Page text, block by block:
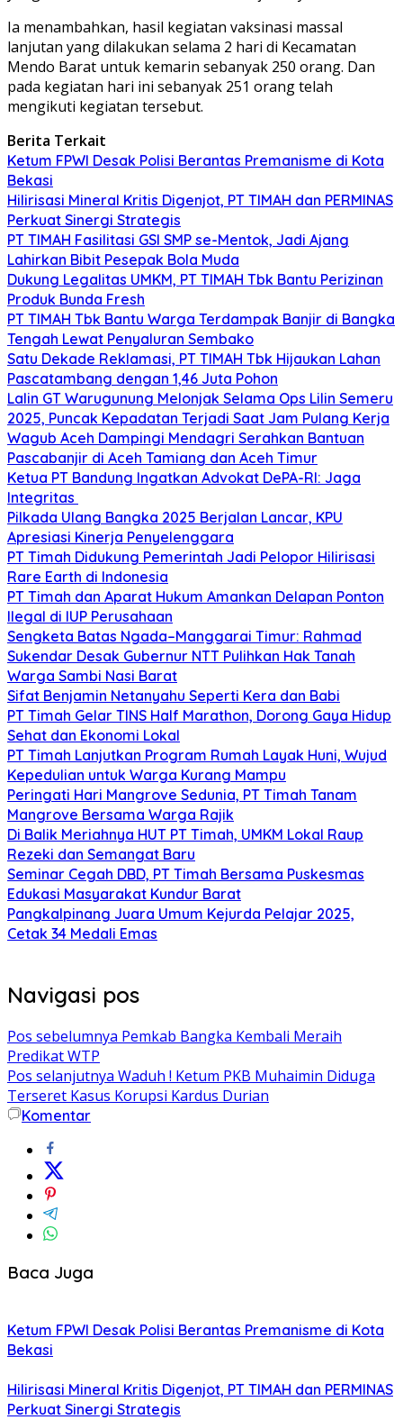
Ia menambahkan, hasil kegiatan vaksinasi massal
lanjutan yang dilakukan selama 2 hari di Kecamatan
Mendo Barat untuk kemarin sebanyak 250 orang. Dan
pada kegiatan hari ini sebanyak 251 orang telah
mengikuti kegiatan tersebut.
Berita Terkait
Ketum FPWI Desak Polisi Berantas Premanisme di Kota
Bekasi
Hilirisasi Mineral Kritis Digenjot, PT TIMAH dan PERMINAS
Perkuat Sinergi Strategis
PT TIMAH Fasilitasi GSI SMP se-Mentok, Jadi Ajang
Lahirkan Bibit Pesepak Bola Muda
Dukung Legalitas UMKM, PT TIMAH Tbk Bantu Perizinan
Produk Bunda Fresh
PT TIMAH Tbk Bantu Warga Terdampak Banjir di Bangka
Tengah Lewat Penyaluran Sembako
Satu Dekade Reklamasi, PT TIMAH Tbk Hijaukan Lahan
Pascatambang dengan 1,46 Juta Pohon
Lalin GT Warugunung Melonjak Selama Ops Lilin Semeru
2025, Puncak Kepadatan Terjadi Saat Jam Pulang Kerja
Wagub Aceh Dampingi Mendagri Serahkan Bantuan
Pascabanjir di Aceh Tamiang dan Aceh Timur
Ketua PT Bandung Ingatkan Advokat DePA-RI: Jaga
Integritas
Pilkada Ulang Bangka 2025 Berjalan Lancar, KPU
Apresiasi Kinerja Penyelenggara
PT Timah Didukung Pemerintah Jadi Pelopor Hilirisasi
Rare Earth di Indonesia
PT Timah dan Aparat Hukum Amankan Delapan Ponton
Ilegal di IUP Perusahaan
Sengketa Batas Ngada–Manggarai Timur: Rahmad
Sukendar Desak Gubernur NTT Pulihkan Hak Tanah
Warga Sambi Nasi Barat
Sifat Benjamin Netanyahu Seperti Kera dan Babi
PT Timah Gelar TINS Half Marathon, Dorong Gaya Hidup
Sehat dan Ekonomi Lokal
PT Timah Lanjutkan Program Rumah Layak Huni, Wujud
Kepedulian untuk Warga Kurang Mampu
Peringati Hari Mangrove Sedunia, PT Timah Tanam
Mangrove Bersama Warga Rajik
Di Balik Meriahnya HUT PT Timah, UMKM Lokal Raup
Rezeki dan Semangat Baru
Seminar Cegah DBD, PT Timah Bersama Puskesmas
Edukasi Masyarakat Kundur Barat
Pangkalpinang Juara Umum Kejurda Pelajar 2025,
Cetak 34 Medali Emas
Navigasi pos
Pos sebelumnya Pemkab Bangka Kembali Meraih
Predikat WTP
Pos selanjutnya Waduh ! Ketum PKB Muhaimin Diduga
Terseret Kasus Korupsi Kardus Durian
Komentar
Baca Juga
Ketum FPWI Desak Polisi Berantas Premanisme di Kota
Bekasi
Hilirisasi Mineral Kritis Digenjot, PT TIMAH dan PERMINAS
Perkuat Sinergi Strategis